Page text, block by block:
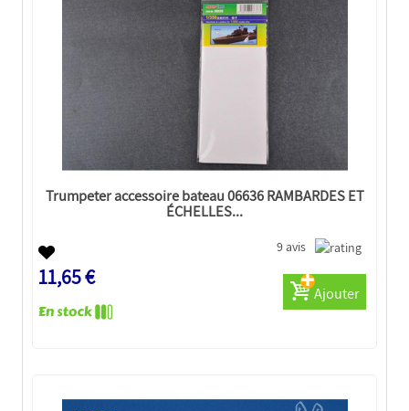
Trumpeter accessoire bateau 06636 RAMBARDES ET
ÉCHELLES...
9 avis
11,65 €
Ajouter